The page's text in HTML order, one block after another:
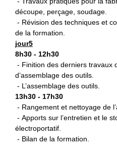
découpe, perçage, soudage.
- Révision des techniques et
de la formation.
jour5
8h30 - 12h30
- Finition des derniers travaux
d’assemblage des outils.
- L’assemblage des outils.
13h30 - 17h30
- Rangement et nettoyage de
- Apports sur l’entretien et le
électroportatif.
- Bilan de la formation.